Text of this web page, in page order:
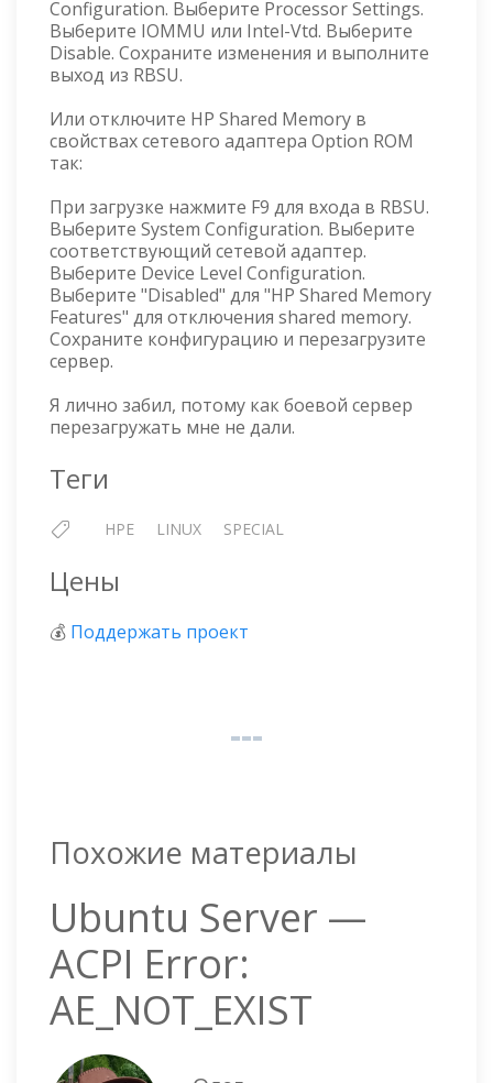
Configuration. Выберите Processor Settings.
Выберите IOMMU или Intel-Vtd. Выберите
Disable. Сохраните изменения и выполните
выход из RBSU.
Или отключите HP Shared Memory в
свойствах сетевого адаптера Option ROM
так:
При загрузке нажмите F9 для входа в RBSU.
Выберите System Configuration. Выберите
соответствующий сетевой адаптер.
Выберите Device Level Configuration.
Выберите "Disabled" для "HP Shared Memory
Features" для отключения shared memory.
Сохраните конфигурацию и перезагрузите
сервер.
Я лично забил, потому как боевой сервер
перезагружать мне не дали.
Теги
HPE LINUX SPECIAL
Цены
💰 Поддержать проект
Похожие материалы
Ubuntu Server —
ACPI Error:
AE_NOT_EXIST